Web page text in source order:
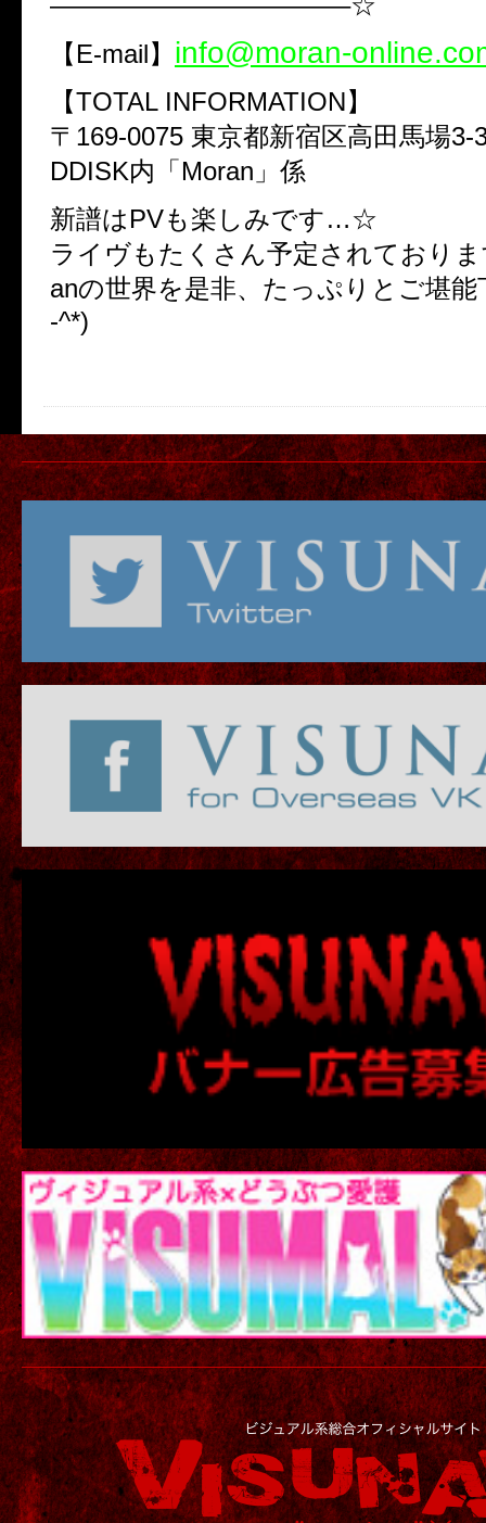
【E-mail】 info@moran-
【TOTAL INFORMATION】
〒169-0075 東京都新宿区高田馬場3-
DDISK内「Moran」係
新譜はPVも楽しみです…☆
ライヴもたくさん予定されており
anの世界を是非、たっぷりとご堪
-^*)